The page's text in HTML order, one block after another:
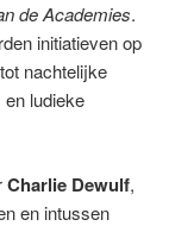
de Academies.
initiatieven op
nachtelijke
ludieke
Charlie Dewulf,
en intussen